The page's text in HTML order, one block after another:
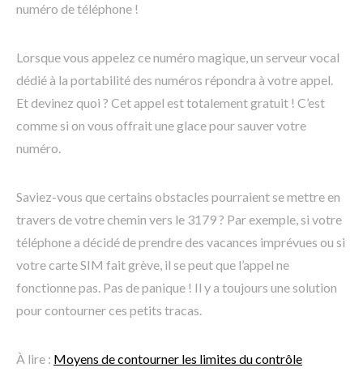
numéro de téléphone !
Lorsque vous appelez ce numéro magique, un serveur vocal
dédié à la portabilité des numéros répondra à votre appel.
Et devinez quoi ? Cet appel est totalement gratuit ! C’est
comme si on vous offrait une glace pour sauver votre
numéro.
Saviez-vous que certains obstacles pourraient se mettre en
travers de votre chemin vers le 3179 ? Par exemple, si votre
téléphone a décidé de prendre des vacances imprévues ou si
votre carte SIM fait grève, il se peut que l’appel ne
fonctionne pas. Pas de panique ! Il y a toujours une solution
pour contourner ces petits tracas.
À lire : Moyens de contourner les limites du contrôle